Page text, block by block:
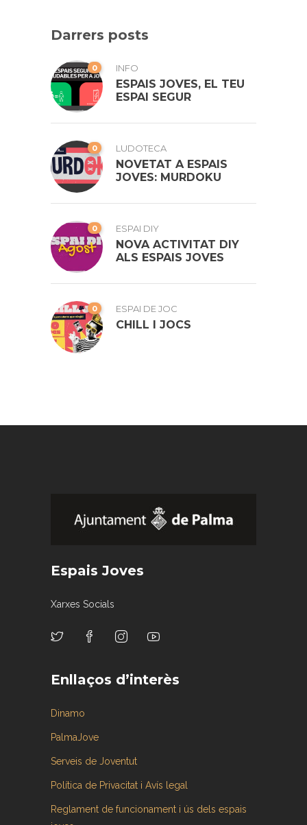
Darrers posts
0 INFO
ESPAIS JOVES, EL TEU
ESPAI SEGUR
0 LUDOTECA
NOVETAT A ESPAIS
JOVES: MURDOKU
0 ESPAI DIY
NOVA ACTIVITAT DIY
ALS ESPAIS JOVES
0 ESPAI DE JOC
CHILL I JOCS
Espais Joves
Xarxes Socials
Enllaços d’interès
Dinamo
PalmaJove
Serveis de Joventut
Política de Privacitat i Avís legal
Reglament de funcionament i ús dels espais